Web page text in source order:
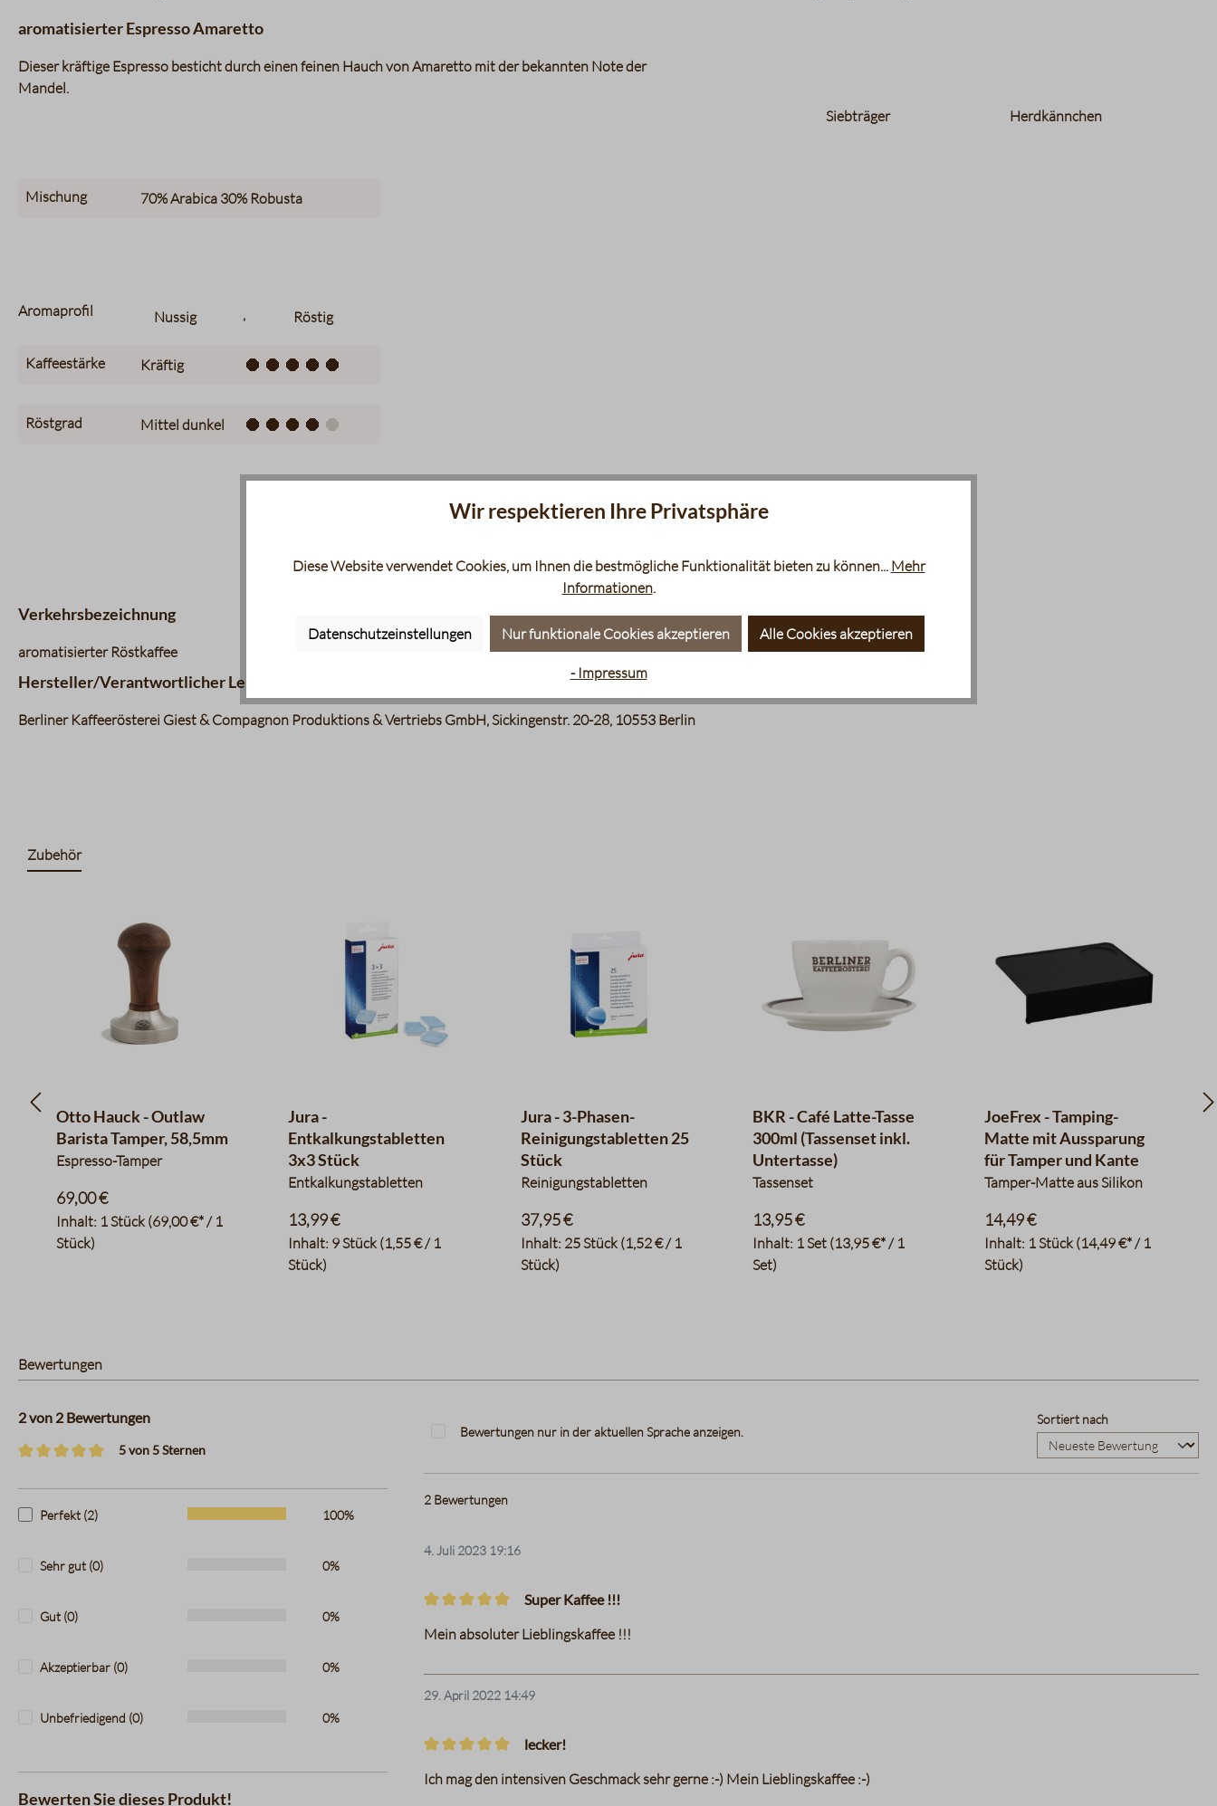
aromatisierter Espresso Amaretto
Dieser kräftige Espresso besticht durch einen feinen Hauch von Amaretto mit der bekannten Note der
Mandel.
Mischung 70%Arabica 30% Robusta
Aromaprofil Nussig , Röstig
Kaffeestärke Kräftig
Röstgrad Mittel dunkel
Siebträger Herdkännchen
Verkehrsbezeichnung
aromatisierter Röstkaffee
Hersteller/Verantwortlicher Lebensmittelunternehmer
Berliner Kaffeerösterei Giest & Compagnon Produktions & Vertriebs GmbH, Sickingenstr. 20-28, 10553 Berlin
Zubehör
Otto Hauck - Outlaw
Barista Tamper, 58,5mm
Espresso-Tamper
Inhalt: 1 Stück(69,00 €* / 1
Stück)
69,00 €
Jura -
Entkalkungstabletten
3x3 Stück
Entkalkungstabletten
Inhalt: 9 Stück(1,55 € / 1
Stück)
13,99 €
Jura - 3-Phasen-
Reinigungstabletten 25
Stück
Reinigungstabletten
Inhalt: 25 Stück(1,52 € / 1
Stück)
37,95 €
BKR - Café Latte-Tasse
300ml (Tassenset inkl.
Untertasse)
Tassenset
Inhalt: 1 Set (13,95 €* / 1
Set)
13,95 €
JoeFrex - Tamping-
Matte mit Aussparung
für Tamper und Kante
Tamper-Matte aus Silikon
Inhalt: 1 Stück(14,49 €* / 1
Stück)
14,49 €
Bewertungen
2 von 2 Bewertungen
5 von 5 Sternen
Perfekt (2) 100%
Sehr gut (0) 0%
Gut (0) 0%
Akzeptierbar (0) 0%
Unbefriedigend (0) 0%
Bewerten Sie dieses Produkt!
Bewertungen nur in der aktuellen Sprache anzeigen.
Sortiert nach
2 Bewertungen
4. Juli 2023 19:16
Super Kaffee !!!
Mein absoluter Lieblingskaffee !!!
29. April 2022 14:49
lecker!
Ich mag den intensiven Geschmack sehr gerne :-) Mein Lieblingskaffee :-)
Wir respektieren Ihre Privatsphäre
Diese Website verwendet Cookies, um Ihnen die bestmögliche Funktionalität bieten zu können... Mehr
Informationen.
Datenschutzeinstellungen Nur funktionale Cookies akzeptieren Alle Cookies akzeptieren
- Impressum